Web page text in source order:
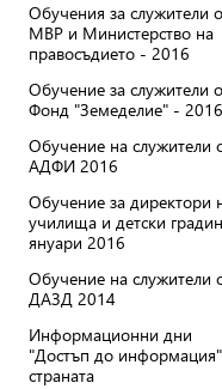
Обучения за служители
МВР и Министерство на
правосъдието - 2016
Обучение за служители
Фонд "Земеделие" - 2016
Обучение на служители
АДФИ 2016
Обучение за директори
училища и детски
януари 2016
Обучение на служители
ДАЗД 2014
Информационни дни
"Достъп до
страната